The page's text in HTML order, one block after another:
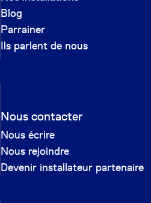
Blog
Parrainer
Ils parlent de nous
Nous contacter
Nous écrire
Nous rejoindre
Devenir installateur partenaire